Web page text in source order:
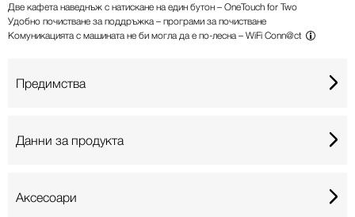
Две кафета наведнъж с натискане на един бутон – OneTouch for Two
Удобно почистване за поддръжка – програми за почистване
Комуникацията с машината не би могла да е по-лесна – WiFi Conn@ct
Предимства
Данни за продукта
Аксесоари